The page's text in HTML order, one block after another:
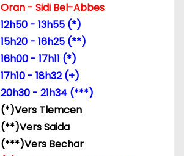
Oran - Sidi Bel-Abbes
12h50 - 13h55 (*)
15h20 - 16h25 (**)
16h00 - 17h11 (*)
17h10 - 18h32 (+)
20h30 - 21h34 (***)
(*)Vers Tlemcen
(**)Vers Saida
(***)Vers Bechar